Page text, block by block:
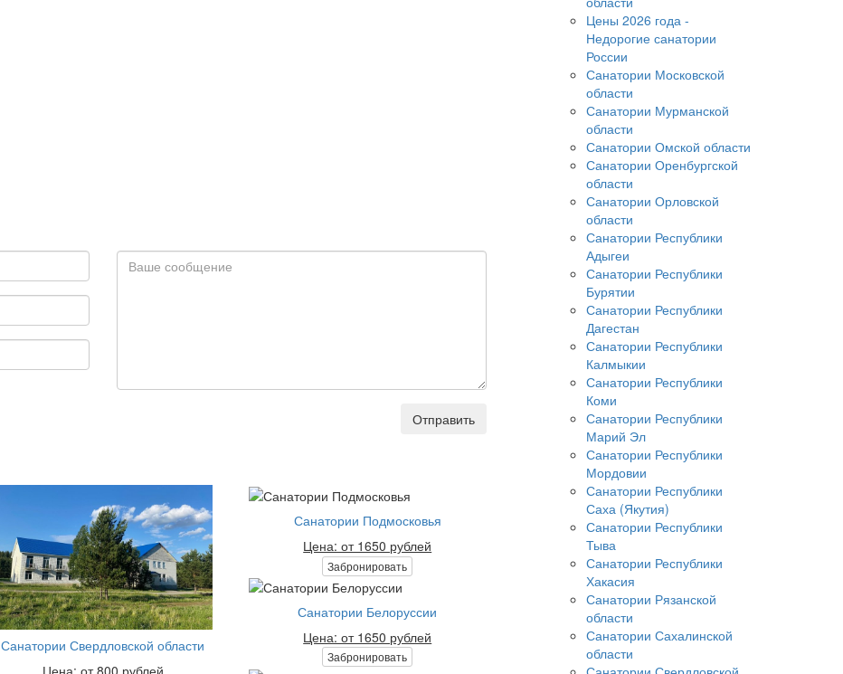
Отправить
Санатории Свердловской области
Цена: от 800 рублей
Санатории Подмосковья
Цена: от 1650 рублей
Забронировать
Санатории Белоруссии
Цена: от 1650 рублей
Забронировать
Цены 2026 года -
Недорогие санатории
России
Санатории Московской
области
Санатории Мурманской
области
Санатории Омской области
Санатории Оренбургской
области
Санатории Орловской
области
Санатории Республики
Адыгеи
Санатории Республики
Бурятии
Санатории Республики
Дагестан
Санатории Республики
Калмыкии
Санатории Республики
Коми
Санатории Республики
Марий Эл
Санатории Республики
Мордовии
Санатории Республики
Саха (Якутия)
Санатории Республики
Тыва
Санатории Республики
Хакасия
Санатории Рязанской
области
Санатории Сахалинской
области